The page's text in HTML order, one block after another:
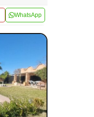
WhatsApp